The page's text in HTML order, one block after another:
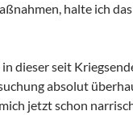
halte ich
in dieser seit
absolut
jetzt schon